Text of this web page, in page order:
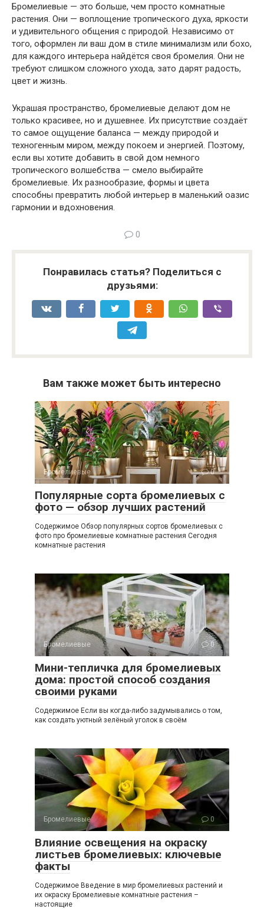
Бромелиевые — это больше, чем просто комнатные
растения. Они — воплощение тропического духа, яркости
и удивительного общения с природой. Независимо от
того, оформлен ли ваш дом в стиле минимализм или бохо,
для каждого интерьера найдётся своя бромелия. Они не
требуют слишком сложного ухода, зато дарят радость,
цвет и жизнь.
Украшая пространство, бромелиевые делают дом не
только красивее, но и душевнее. Их присутствие создаёт
то самое ощущение баланса — между природой и
техногенным миром, между покоем и энергией. Поэтому,
если вы хотите добавить в свой дом немного
тропического волшебства — смело выбирайте
бромелиевые. Их разнообразие, формы и цвета
способны превратить любой интерьер в маленький оазис
гармонии и вдохновения.
0
Понравилась статья? Поделиться с
друзьями:
Вам также может быть интересно
Бромелиевые 0
Популярные сорта бромелиевых с
фото — обзор лучших растений
Содержимое Обзор популярных сортов бромелиевых с
фото про бромелиевые комнатные растения Сегодня
комнатные растения
Бромелиевые 0
Мини-тепличка для бромелиевых
дома: простой способ создания
своими руками
Содержимое Если вы когда-либо задумывались о том,
как создать уютный зелёный уголок в своём
Бромелиевые 0
Влияние освещения на окраску
листьев бромелиевых: ключевые
факты
Содержимое Введение в мир бромелиевых растений и
их окраску Бромелиевые комнатные растения –
настоящие